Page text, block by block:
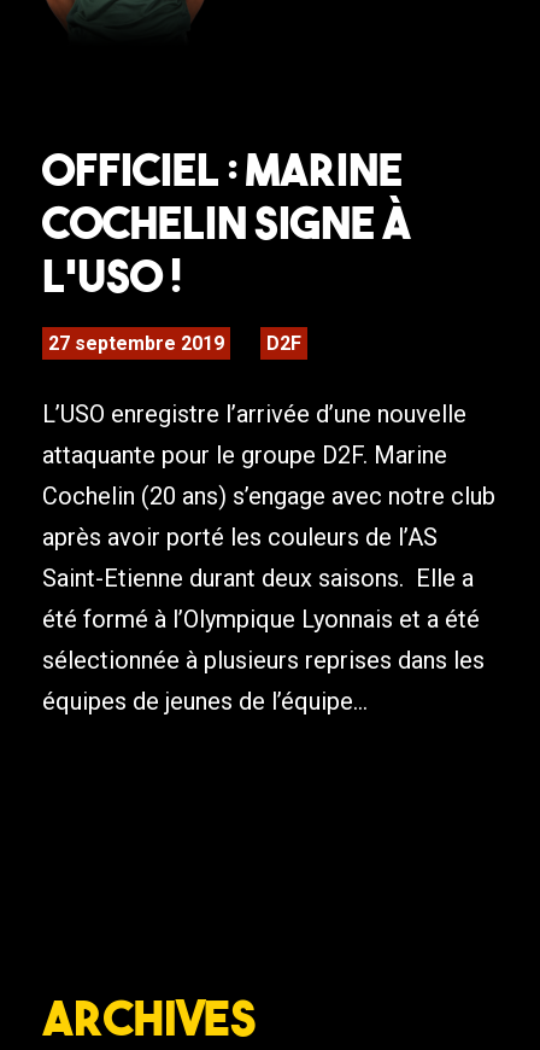
Officiel : Marine
Cochelin signe à
l’USO !
27 septembre 2019 D2F
L’USO enregistre l’arrivée d’une nouvelle
attaquante pour le groupe D2F. Marine
Cochelin (20 ans) s’engage avec notre club
après avoir porté les couleurs de l’AS
Saint-Etienne durant deux saisons. Elle a
été formé à l’Olympique Lyonnais et a été
sélectionnée à plusieurs reprises dans les
équipes de jeunes de l’équipe...
Archives